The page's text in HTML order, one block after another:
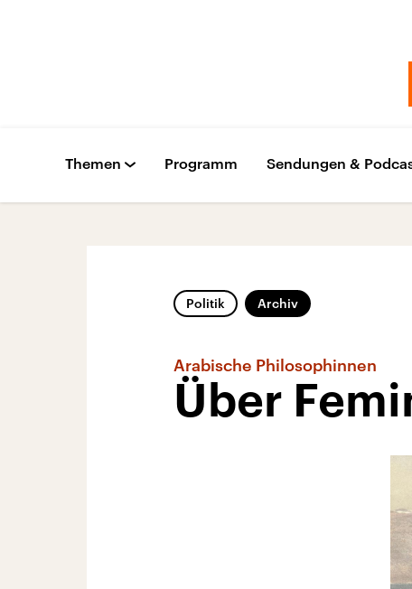
Themen Programm Sendungen &
Politik Archiv
Arabische Philosophinnen
Über